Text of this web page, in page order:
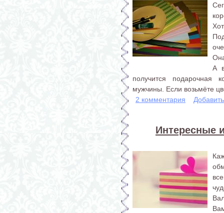
А
получится
мужчины. Если возьмёте
2 комментария
Интересные